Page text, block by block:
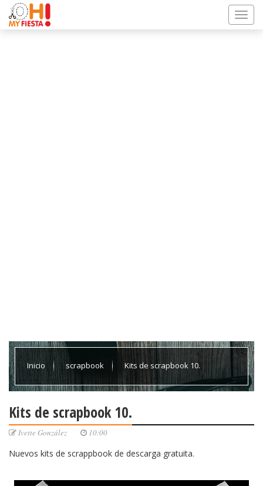
Inicio scrapbook Kits de scrapbook 10.
Kits de scrapbook 10.
Ivette González 10:00
Nuevos kits de scrappbook de descarga gratuita.